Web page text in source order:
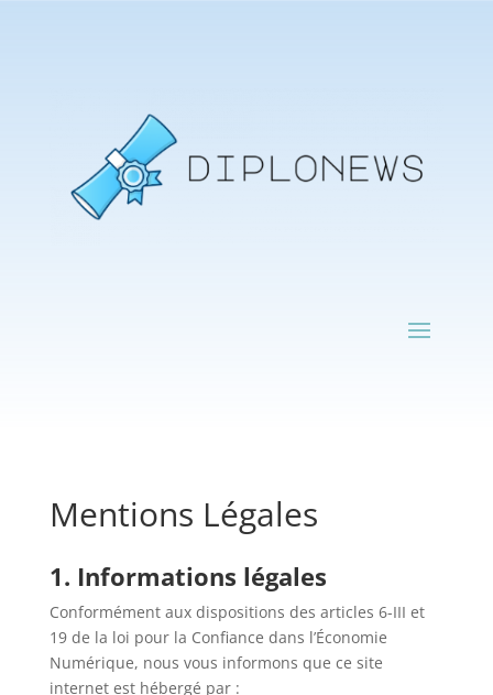
Mentions Légales
1. Informations légales
Conformément aux dispositions des articles 6-III et
19 de la loi pour la Confiance dans l’Économie
Numérique, nous vous informons que ce site
internet est hébergé par :